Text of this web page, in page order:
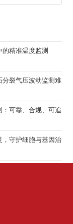
精准温度监测
裂气压波动监测难
可靠、合规、可追
守护细胞与基因治